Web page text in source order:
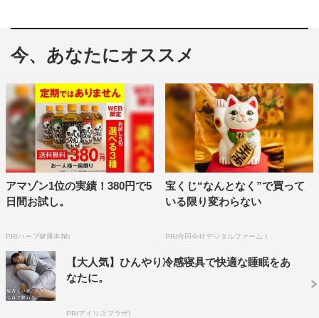
今、あなたにオススメ
アマゾン1位の実績！380円で5
日間お試し。
PR(ハーブ健康本舗)
宝くじ“なんとなく”で買って
いる限り変わらない
PR(合同会社デジタルファーム )
【大人気】ひんやり冷感寝具で快適な睡眠をあ
なたに。
PR(アイリスプラザ)